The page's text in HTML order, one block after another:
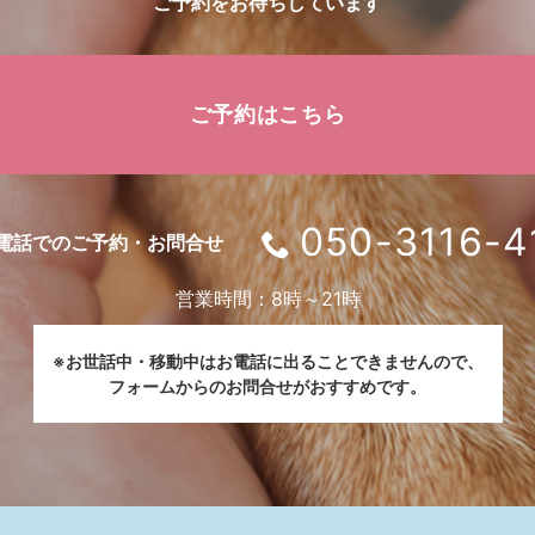
ご予約はこちら
話でのご予約・お問合せ 050-3116-
営業時間：8時～21時
※お世話中・移動中はお電話に出ることできませんので、
フォームからのお問合せがおすすめです。